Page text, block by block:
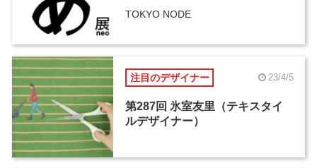
TOKYO NODE
注目のデザイナー 23/4/5
第287回 氷室友里（テキスタイ
ルデザイナー）